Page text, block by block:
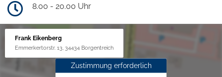
8.00 - 20.00 Uhr
Frank Eikenberg
Emmerkertorstr. 13, 34434 Borgentreich
Zustimmung erforderlich